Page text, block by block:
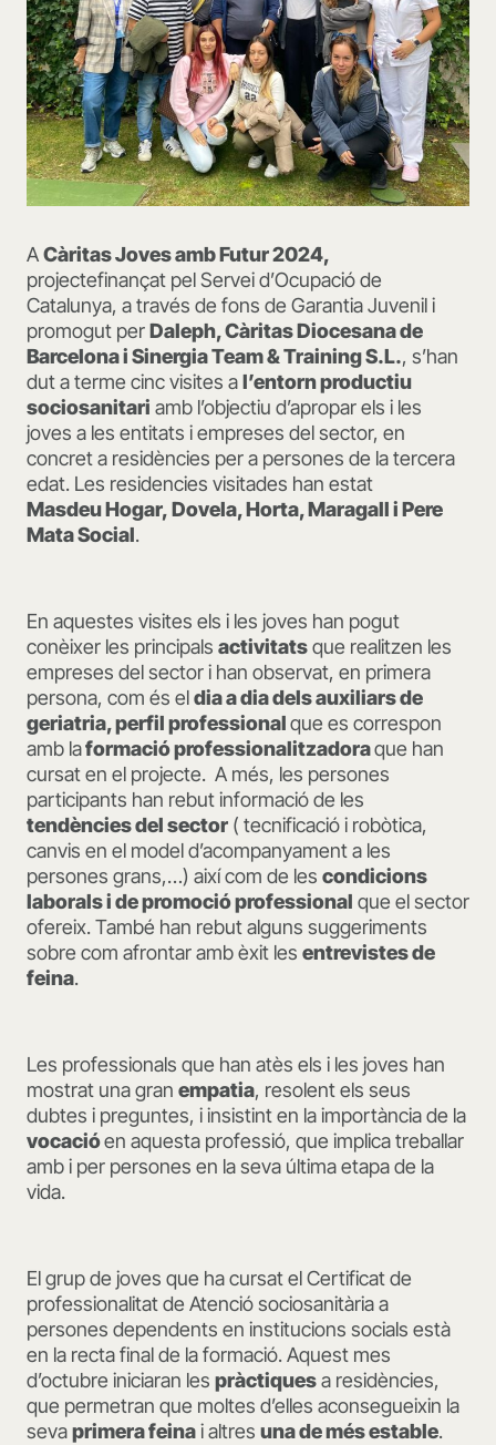
ACàritas Joves amb Futur 2024,
projectefinançat pel Servei d’Ocupació de
Catalunya, a través de fons de Garantia Juvenil i
promogut perDaleph, Càritas Diocesana de
Barcelona i Sinergia Team & Training S.L., s’han
dut a terme cinc visites al’entorn productiu
sociosanitari amb l’objectiu d’apropar els i les
joves a les entitats i empreses del sector, en
concret a residències per a persones de la tercera
edat. Les residencies visitades han estat
Masdeu Hogar, Dovela, Horta, Maragall i Pere
Mata Social.
En aquestes visites els i les joves han pogut
conèixer les principals activitatsque realitzen les
empreses del sector i han observat, en primera
persona, com és eldia a dia dels auxiliars de
geriatria, perfil professionalque es correspon
amb laformació professionalitzadoraque han
cursat en el projecte. A més, les persones
participants han rebut informació de les
tendències del sector ( tecnificació i robòtica,
canvis en el model d’acompanyament a les
persones grans,…) així com de les condicions
laborals i de promoció professional que el sector
ofereix. També han rebut alguns suggeriments
sobre com afrontar amb èxit les entrevistes de
feina.
Les professionals que han atès els i les joves han
mostrat una gran empatia, resolent els seus
dubtes i preguntes, i insistint en la importància de la
vocacióen aquesta professió, que implica treballar
amb i per persones en la seva última etapa de la
vida.
El grup de joves que ha cursat el Certificat de
professionalitat de Atenció sociosanitària a
persones dependents en institucions socials està
en la recta final de la formació. Aquest mes
d’octubre iniciaran les pràctiquesa residències,
que permetran que moltes d’elles aconsegueixin la
sevaprimera feinai altres una de més estable.